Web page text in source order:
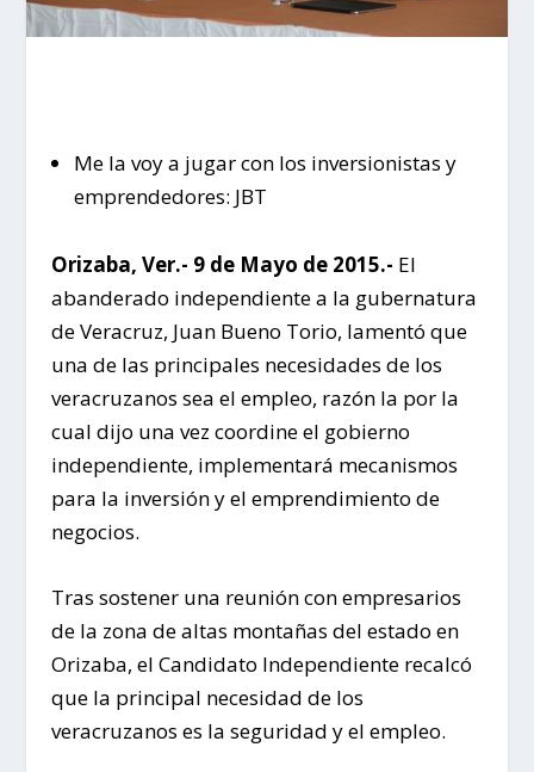
Me la voy a jugar con los inversionistas y
emprendedores: JBT
Orizaba, Ver.- 9 de Mayo de 2015.- El
abanderado independiente a la gubernatura
de Veracruz, Juan Bueno Torio, lamentó que
una de las principales necesidades de los
veracruzanos sea el empleo, razón la por la
cual dijo una vez coordine el gobierno
independiente, implementará mecanismos
para la inversión y el emprendimiento de
negocios.
Tras sostener una reunión con empresarios
de la zona de altas montañas del estado en
Orizaba, el Candidato Independiente recalcó
que la principal necesidad de los
veracruzanos es la seguridad y el empleo.